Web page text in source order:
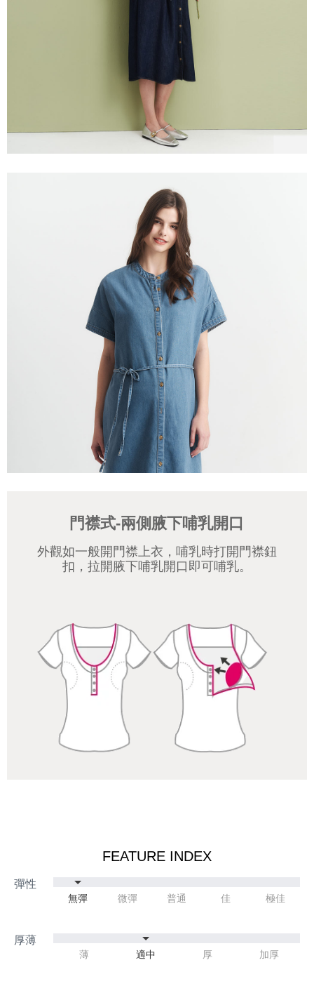
門襟式-兩側腋下哺乳開口
外觀如一般開門襟上衣，哺乳時打開門襟鈕
扣，拉開腋下哺乳開口即可哺乳。
FEATURE INDEX
無彈 微彈 普通 佳 極佳
薄 適中 厚 加厚